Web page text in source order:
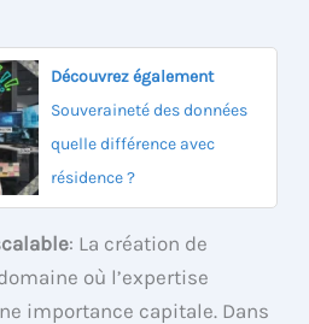
Découvrez également
Souveraineté des données
quelle différence avec
résidence ?
: La création de
où l’expertise
importance capitale. Dans